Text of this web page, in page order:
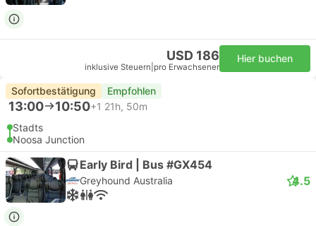
USD 186
inklusive Steuern pro Erwachsener
Hier buchen
Sofortbestätigung Empfohlen
13:00 10:50+1 21h, 50m
Stadts
Noosa Junction
Early Bird | Bus #GX454
Greyhound Australia 4.5